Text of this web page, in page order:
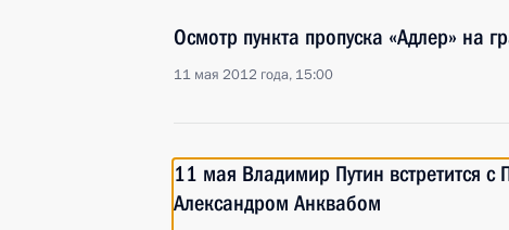
Осмотр пункта пропуска «Адлер» на
11 мая 2012 года, 15:00
11 мая Владимир Путин встретится с
Александром Анквабом